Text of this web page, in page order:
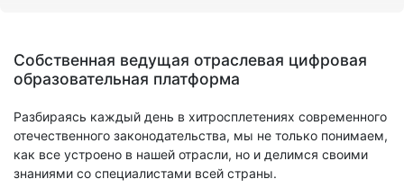
Собственная ведущая отраслевая цифровая
образовательная платформа
Разбираясь каждый день в хитросплетениях современного
отечественного законодательства, мы не только понимаем,
как все устроено в нашей отрасли, но и делимся своими
знаниями со специалистами всей страны.